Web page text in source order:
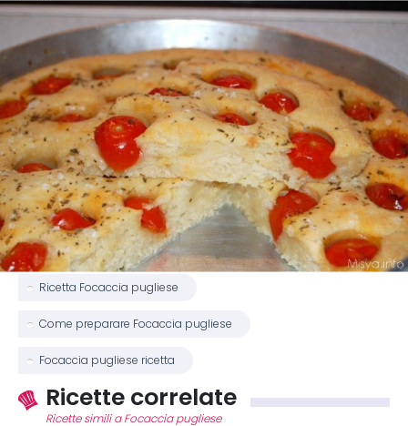
Ricetta Focaccia pugliese
Come preparare Focaccia pugliese
Focaccia pugliese ricetta
Ricette correlate
Ricette simili a Focaccia pugliese